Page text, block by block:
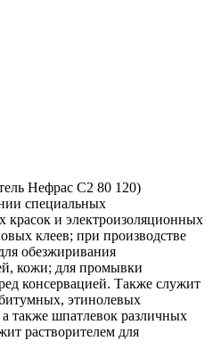
Нефрас С2 80 120)
специальных
и электроизоляционных
клеев; при производстве
обезжиривания
кожи; для промывки
консервацией. Также служит
этинолевых
также шпатлевок различных
растворителем для